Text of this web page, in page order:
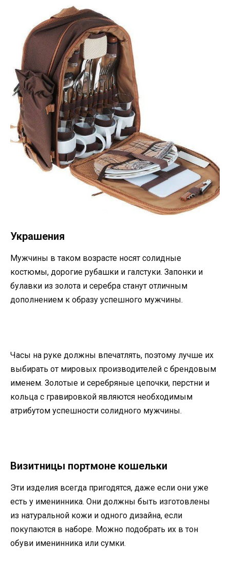
Украшения
Мужчины в таком возрасте носят солидные
костюмы, дорогие рубашки и галстуки. Запонки и
булавки из золота и серебра станут отличным
дополнением к образу успешного мужчины.
Часы на руке должны впечатлять, поэтому лучше их
выбирать от мировых производителей с брендовым
именем. Золотые и серебряные цепочки, перстни и
кольца с гравировкой являются необходимым
атрибутом успешности солидного мужчины.
Визитницы портмоне кошельки
Эти изделия всегда пригодятся, даже если они уже
есть у именинника. Они должны быть изготовлены
из натуральной кожи и одного дизайна, если
покупаются в наборе. Можно подобрать их в тон
обуви именинника или сумки.